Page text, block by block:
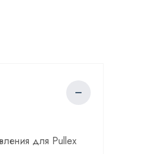
для Pullex